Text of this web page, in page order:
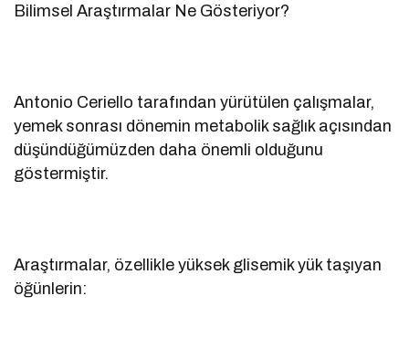
Bilimsel Araştırmalar Ne Gösteriyor?
Antonio Ceriello tarafından yürütülen çalışmalar,
yemek sonrası dönemin metabolik sağlık açısından
düşündüğümüzden daha önemli olduğunu
göstermiştir.
Araştırmalar, özellikle yüksek glisemik yük taşıyan
öğünlerin: